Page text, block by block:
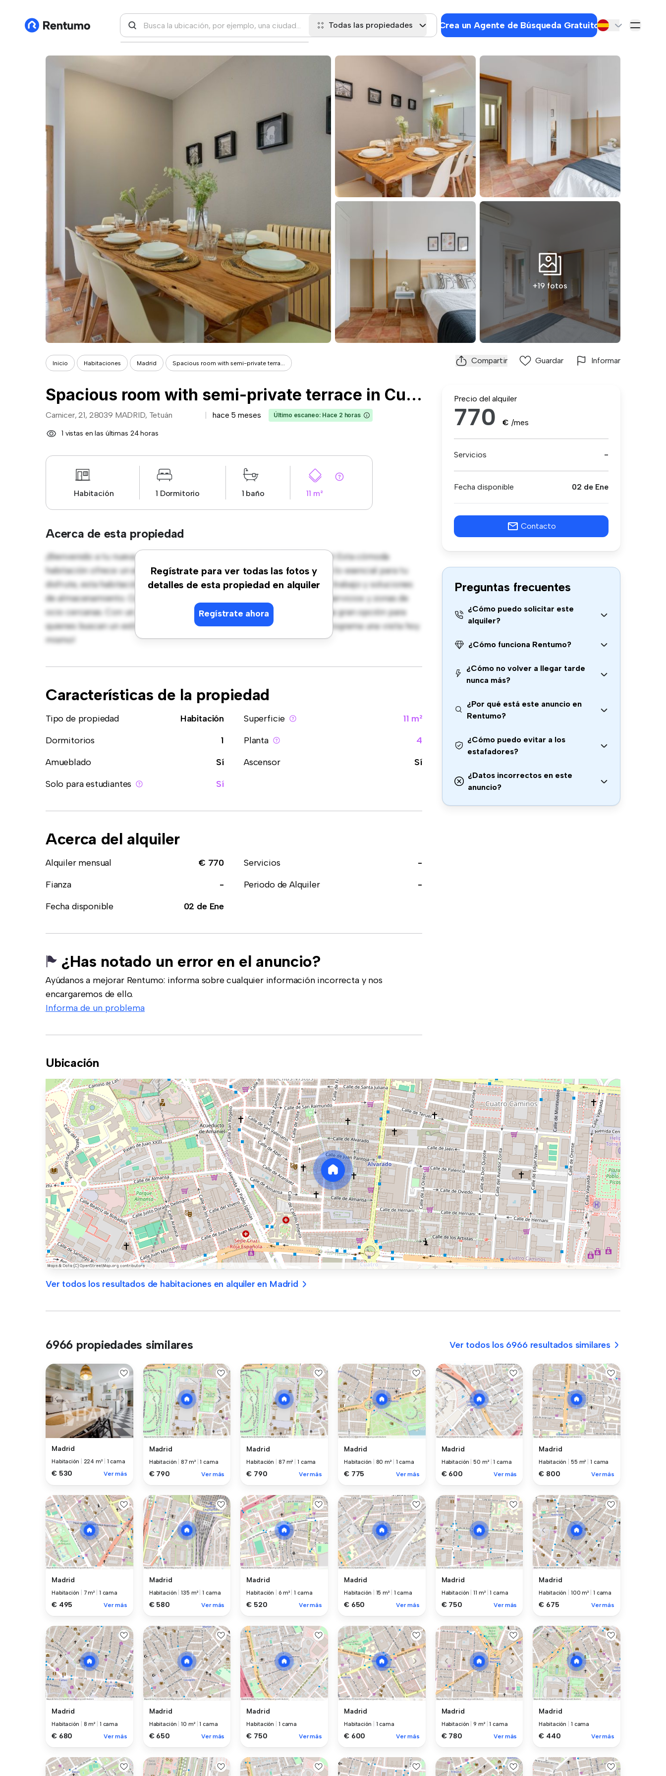
Todas las propiedades Crea un Agente de Búsqueda Gratuito
+19 fotos
Inicio Habitaciones Madrid Spacious room with semi-private terra... Compartir Guardar Informar
Spacious room with semi-private terrace in Cuatro Caminos
Carnicer, 21, 28039 MADRID, Tetuán hace 5 meses Último escaneo: Hace 2 horas
1 vistas en las últimas 24 horas
Habitación 1 Dormitorio 1 baño 11 m²
Acerca de esta propiedad
Regístrate para ver todas las fotos y
detalles de esta propiedad en alquiler
Regístrate ahora
¡Bienvenido a tu nueva estancia en Carnicer, 21, 28039 MADRID, Tetuán! Esta cómoda
habitación ofrece un espacio de vida pacífico y privado. Amueblada con lo esencial para tu
disfrute, esta habitación proporciona una cama cómoda, un espacio de trabajo y soluciones
de almacenamiento. Con su increíble ubicación, tendrás fácil acceso a servicios y zonas de
ocio cercanas. Con un precio asequible de € 770, esta habitación es una gran opción para
quienes buscan un estilo de vida cómodo y sencillo. No te lo pierdas: ¡programa una visita hoy
mismo!
Características de la propiedad
Tipo de propiedad Habitación Superficie
11 m²
Dormitorios
1 Planta
4
Amueblado
Sí Ascensor
Sí
Solo para estudiantes
Sí
Acerca del alquiler
Alquiler mensual € 770 Servicios
-
Fianza
- Periodo de Alquiler
-
Fecha disponible
02 de Ene
¿Has notado un error en el anuncio?
Ayúdanos a mejorar Rentumo: informa sobre cualquier información incorrecta y nos
encargaremos de ello.
Informa de un problema
Precio del alquiler
770 € /mes
Servicios -
Fecha disponible 02 de Ene
Contacto
Preguntas frecuentes
¿Cómo puedo solicitar este
alquiler?
¿Cómo funciona Rentumo?
¿Cómo no volver a llegar tarde
nunca más?
¿Por qué está este anuncio en
Rentumo?
¿Cómo puedo evitar a los
estafadores?
¿Datos incorrectos en este
anuncio?
Ubicación
Ver todos los resultados de habitaciones en alquiler en Madrid
6966 propiedades similares Ver todos los 6966 resultados similares
Madrid
Habitación 224 m² 1 cama
€ 530 Ver más
Madrid
Habitación |87 m² |1 cama
€ 790 Ver más
Madrid
Habitación 87 m² |1 cama
€ 790 Ver más
Madrid
Habitación 80 m² 1 cama
€ 775 Ver más
Madrid
Habitación |50 m² |1 cama
€ 600 Ver más
Madrid
Habitación 55 m² 1 cama
€ 800 Ver más
Madrid
Habitación 7 m² 1 cama
€ 495 Ver más
Madrid
Habitación |135 m² |1 cama
€ 580 Ver más
Madrid
Habitación 6 m² |1 cama
€ 520 Ver más
Madrid
Habitación 15 m² 1 cama
€ 650 Ver más
Madrid
Habitación |11 m² |1 cama
€ 750 Ver más
Madrid
Habitación 100 m² 1 cama
€ 675 Ver más
Madrid
Habitación 8 m² 1 cama
€ 680 Ver más
Madrid
Habitación |10 m² |1 cama
€ 650 Ver más
Madrid
Habitación 1 cama
€ 750 Ver más
Madrid
Habitación 1 cama
€ 600 Ver más
Madrid
Habitación |9 m² |1 cama
€ 780 Ver más
Madrid
Habitación 1 cama
€ 440 Ver más